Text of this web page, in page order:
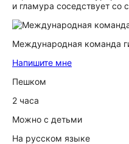
и гламура соседствует
Международная команда
Напишите мне
Пешком
2 часа
Можно с детьми
На русском языке